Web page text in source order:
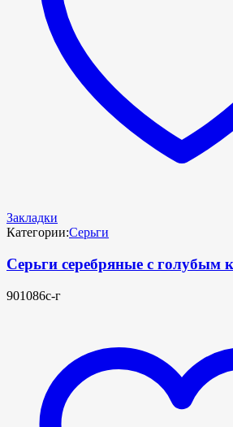
Закладки
Категории:Серьги
Серьги серебряные с голубым
901086с-г